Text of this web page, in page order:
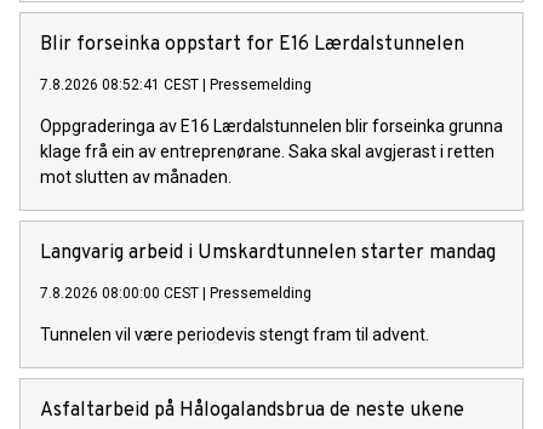
Blir forseinka oppstart for E16 Lærdalstunnelen
7.8.2026 08:52:41 CEST Pressemelding
Oppgraderinga av E16 Lærdalstunnelen blir forseinka grunna
klage frå ein av entreprenørane. Saka skal avgjerast i retten
mot slutten av månaden.
Langvarig arbeid i Umskardtunnelen starter mandag
7.8.2026 08:00:00 CEST Pressemelding
Tunnelen vil være periodevis stengt fram til advent.
Asfaltarbeid på Hålogalandsbrua de neste ukene